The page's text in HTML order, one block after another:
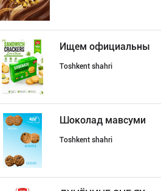
Ищем официальны
Toshkent shahri
Шоколад мавсуми
Toshkent shahri